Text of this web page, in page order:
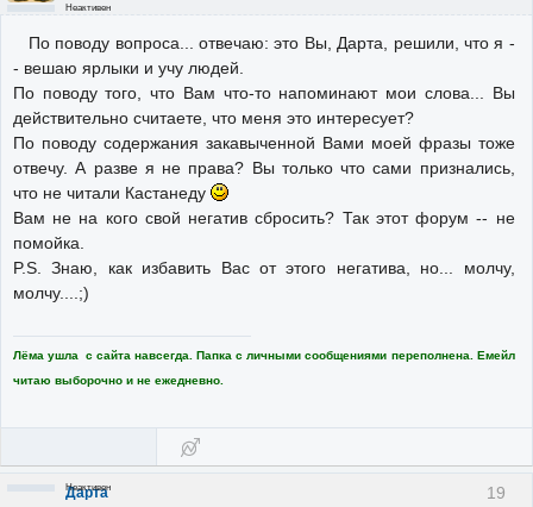
Неактивен
По поводу вопроса... отвечаю: это Вы, Дарта, решили, что я -
- вешаю ярлыки и учу людей.
По поводу того, что Вам что-то напоминают мои слова... Вы
действительно считаете, что меня это интересует?
По поводу содержания закавыченной Вами моей фразы тоже
отвечу. А разве я не права? Вы только что сами признались,
что не читали Кастанеду
Вам не на кого свой негатив сбросить? Так этот форум -- не
помойка.
P.S. Знаю, как избавить Вас от этого негатива, но... молчу,
молчу....;)
Лёма ушла с сайта навсегда. Папка с личными сообщениями переполнена. Емейл
читаю выборочно и не ежедневно.
19
Дарта
Неактивен